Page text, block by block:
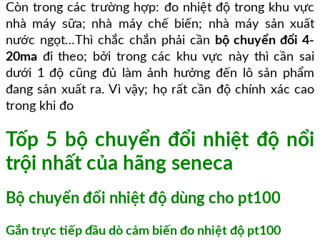
Còn trong các trường hợp: đo nhiệt độ trong khu vực
nhà máy sữa; nhà máy chế biến; nhà máy sản xuất
nước ngọt…Thì chắc chắn phải cần bộ chuyển đổi 4-
20ma đi theo; bởi trong các khu vực này thì cần sai
dưới 1 độ cũng đủ làm ảnh hưởng đến lô sản phẩm
đang sản xuất ra. Vì vậy; họ rất cần độ chính xác cao
trong khi đo
Tốp 5 bộ chuyển đổi nhiệt độ nổi
trội nhất của hãng seneca
Bộ chuyển đổi nhiệt độ dùng cho pt100
Gắn trực tiếp đầu dò cảm biến đo nhiệt độ pt100